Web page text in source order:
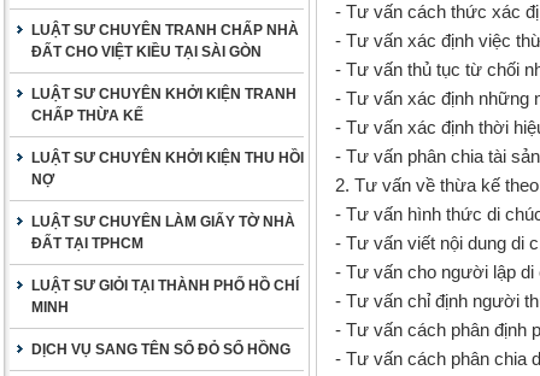
LUẬT SƯ CHUYÊN TRANH CHẤP NHÀ
ĐẤT CHO VIỆT KIỀU TẠI SÀI GÒN
LUẬT SƯ CHUYÊN KHỞI KIỆN TRANH
CHẤP THỪA KẾ
LUẬT SƯ CHUYÊN KHỞI KIỆN THU HỒI
NỢ
LUẬT SƯ CHUYÊN LÀM GIẤY TỜ NHÀ
ĐẤT TẠI TPHCM
LUẬT SƯ GIỎI TẠI THÀNH PHỐ HỒ CHÍ
MINH
DỊCH VỤ SANG TÊN SỔ ĐỎ SỔ HỒNG
- Tư vấn cách thức xác
- Tư vấn xác định việc
- Tư vấn thủ tục từ chối
- Tư vấn xác định những
- Tư vấn xác định thời
- Tư vấn phân chia tài
2. Tư vấn về thừa kế
- Tư vấn hình thức di
- Tư vấn viết nội dung di
- Tư vấn cho người lập di
- Tư vấn chỉ định người
- Tư vấn cách phân định
- Tư vấn cách phân chia